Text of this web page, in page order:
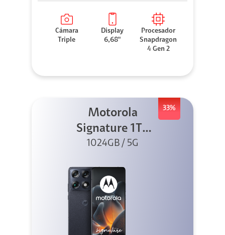
Cámara
Triple
Display
6,68"
Procesador
Snapdragon
4 Gen 2
33%
Motorola
Signature 1TB
Negro
1024GB / 5G